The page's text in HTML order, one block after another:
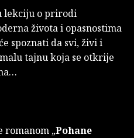
lekciju o prirodi
života i opasnostima
spoznati da svi, živi i
tajnu koja se otkrije
romanom „Pohane